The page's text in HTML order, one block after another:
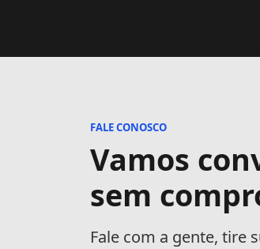
FALE CONOSCO
Vamos
sem
Fale com a gente, tire